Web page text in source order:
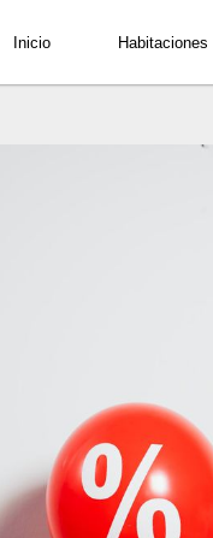
Inicio Habitaciones
Fecha de